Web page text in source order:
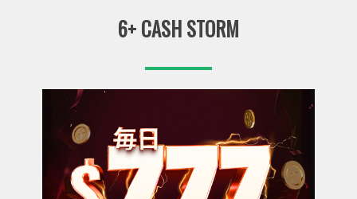
6+ CASH STORM